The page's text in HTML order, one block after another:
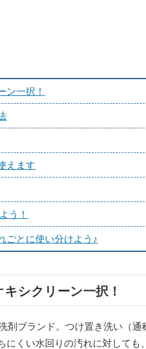
ン一択！
えます
う！
ごとに使い分けよう♪
シクリーン一択！
剤ブランド。つけ置き洗い（通
にくい水回りの汚れに対しても